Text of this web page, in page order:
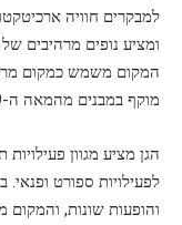
למבקרים חוויה
ומציע נופים מרהיבים
המקום משמש כמקום
מוקף במבנים מהמאה ה-19 שהוקמו על ידי האצטלה הבריטית.
הגן מציע מגוון
לפעילויות ספורט
והופעות שונות,